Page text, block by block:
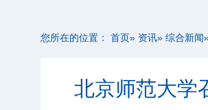
您所在的位置： 首页» 资讯» 综合新闻
北京师范大学